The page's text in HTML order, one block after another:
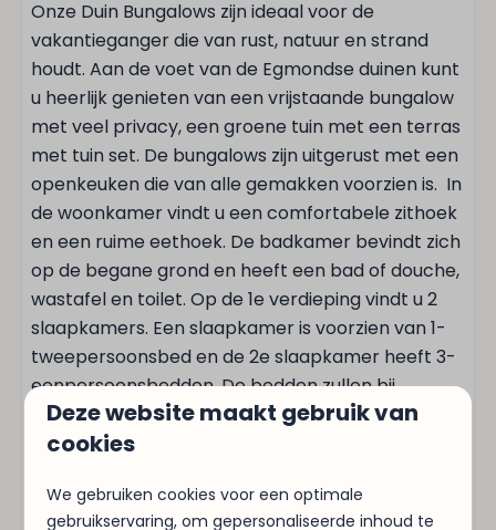
Bestek
Eettafel
Borden
Drinkglazen
Afzuigkap
Broodrooster
Koelkast: Met vriesvak
Wassen en drogen
Droogrek
Stofzuiger
Verwarming & Verkoeling
Centrale verwarming
Entertainment
Onze Duin Bungalows zijn ideaal voor de
vakantieganger die van rust, natuur en strand
houdt. Aan de voet van de Egmondse duinen kunt
u heerlijk genieten van een vrijstaande bungalow
met veel privacy, een groene tuin met een terras
met tuin set. De bungalows zijn uitgerust met een
openkeuken die van alle gemakken voorzien is. In
de woonkamer vindt u een comfortabele zithoek
en een ruime eethoek. De badkamer bevindt zich
op de begane grond en heeft een bad of douche,
wastafel en toilet. Op de 1e verdieping vindt u 2
slaapkamers. Een slaapkamer is voorzien van 1-
tweepersoonsbed en de 2e slaapkamer heeft 3-
eenpersoonsbedden. De bedden zullen bij
aankomst al heerlijk voor u opgemaakt zijn.
Voor de rustzoeker bent u bij ons aan het juiste
hagen om de tuin staan, zo geniet u volop van
Deze website maakt gebruik van
cookies
We gebruiken cookies voor een optimale
gebruikservaring, om gepersonaliseerde inhoud te